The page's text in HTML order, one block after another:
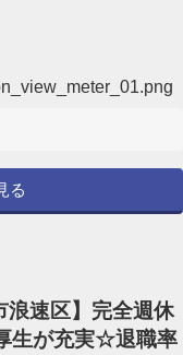
る
浪速区】完全週休
生が充実☆退職率